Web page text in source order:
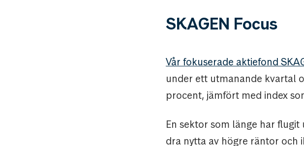
SKAGEN Focus
Vår fokuserade aktiefond
under ett utmanande kvartal
procent, jämfört med index
En sektor som länge har
dra nytta av högre räntor och